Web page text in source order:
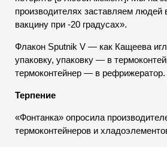
производителях заставляем людей
вакцину при -20 градусах».
Флакон Sputnik V — как Кащеева
упаковку, упаковку — в
термоконтейнер — в рефрижератор.
Терпение
«Фонтанка» опросила
термоконтейнеров и